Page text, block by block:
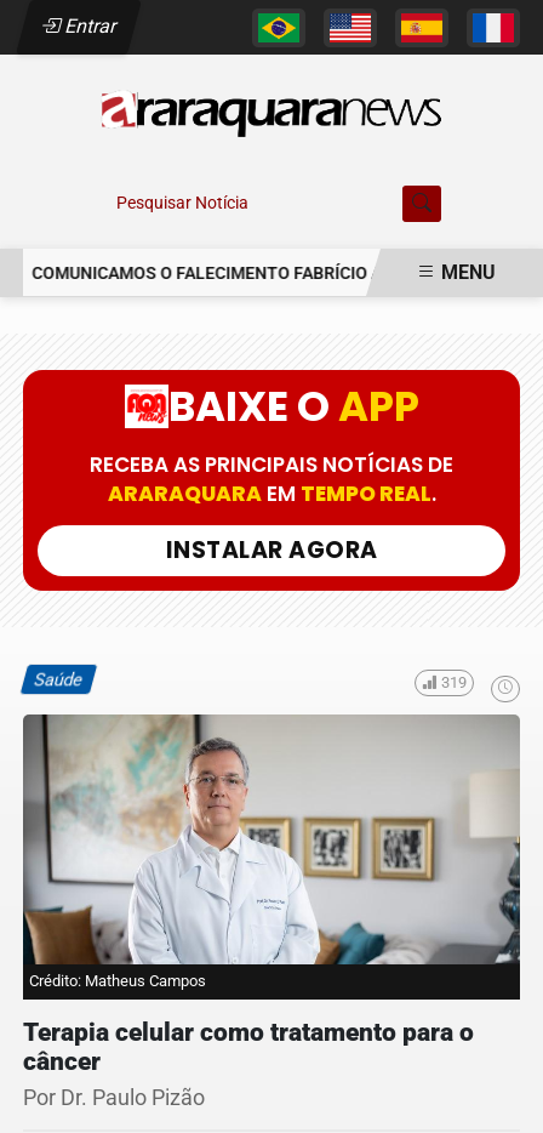
Entrar
Pesquisar Notícia
COMUNICAMOS O FALECIMENTO FABRÍCIO AUGUSTO FERREIRA
MENU
BAIXE OAPP
RECEBA AS PRINCIPAIS NOTÍCIAS DE
ARARAQUARAEM TEMPO REAL.
INSTALAR AGORA
Saúde 319
Crédito: Matheus Campos
Terapia celular como tratamento para o
câncer
Por Dr. Paulo Pizão